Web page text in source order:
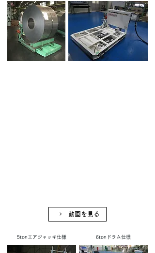
→ 動画を見る
5tonエアジャッキ仕様 6tonドラム仕様